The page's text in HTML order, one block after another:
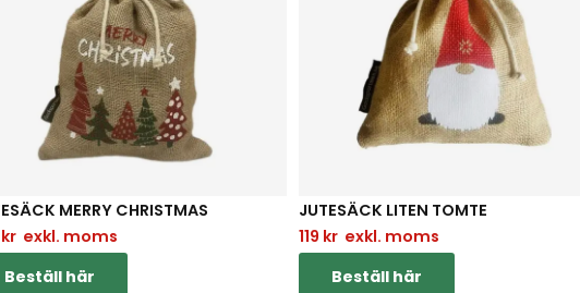
MERRY CHRISTMAS
kr exkl. moms
Beställ här
JUTESÄCK LITEN TOMTE
119 kr exkl. moms
Beställ här